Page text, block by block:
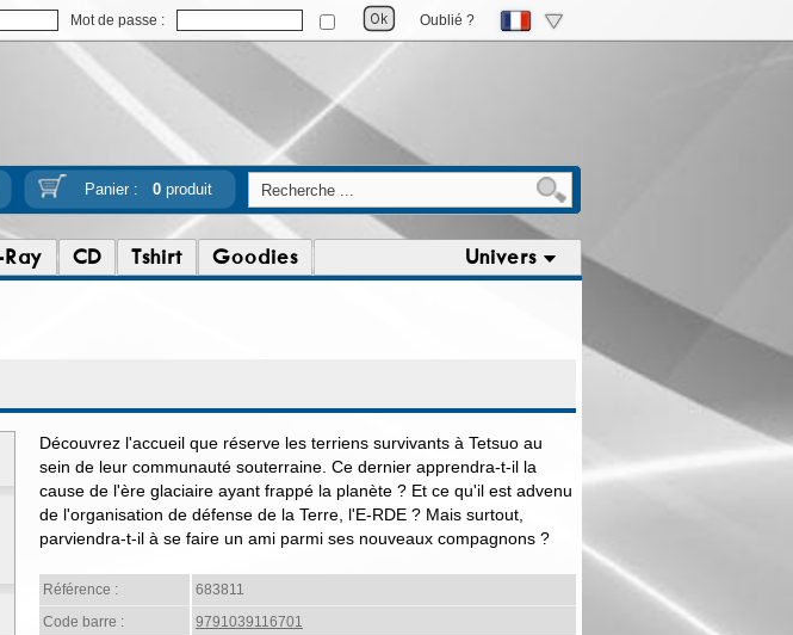
Mot de passe : Oublié ?
Panier : 0produit
CD Tshirt Goodies Univers
Découvrez l'accueil que réserve les terriens survivants à Tetsuo au
sein de leur communauté souterraine. Ce dernier apprendra-t-il la
cause de l'ère glaciaire ayant frappé la planète ? Et ce qu'il est advenu
de l'organisation de défense de la Terre, l'E-RDE ? Mais surtout,
parviendra-t-il à se faire un ami parmi ses nouveaux compagnons ?
Référence :
683811
Code barre :
9791039116701